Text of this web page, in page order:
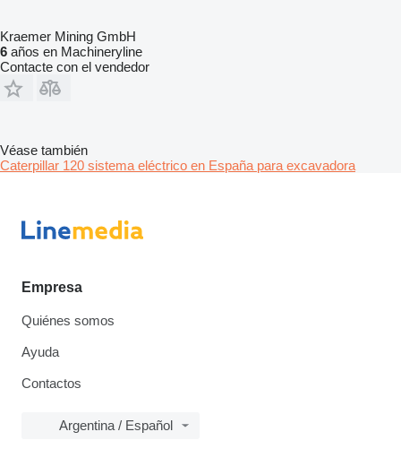
Kraemer Mining GmbH
6 años en Machineryline
Contacte con el vendedor
Véase también
Caterpillar 120 sistema eléctrico en España para excavadora
Empresa
Quiénes somos
Ayuda
Contactos
Argentina / Español